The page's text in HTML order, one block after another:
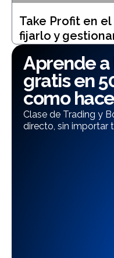
Take Profit en
fijarlo y
Aprende a
gratis en
como
Clase de Trading y
directo, sin importar